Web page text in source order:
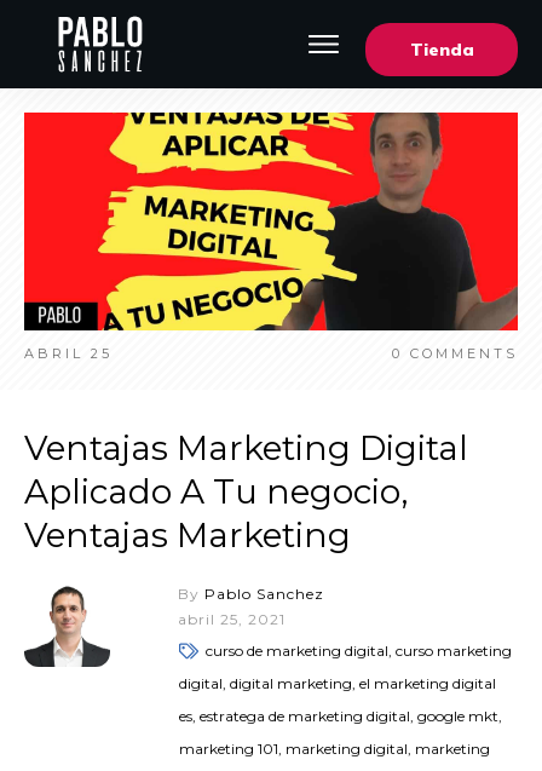
Tienda
ABRIL 25 0 COMMENTS
Ventajas Marketing Digital
Aplicado A Tu negocio,
Ventajas Marketing
By Pablo Sanchez
abril 25, 2021
curso de marketing digital, curso marketing
digital, digital marketing, el marketing digital
es, estratega de marketing digital, google mkt,
marketing 101, marketing digital, marketing